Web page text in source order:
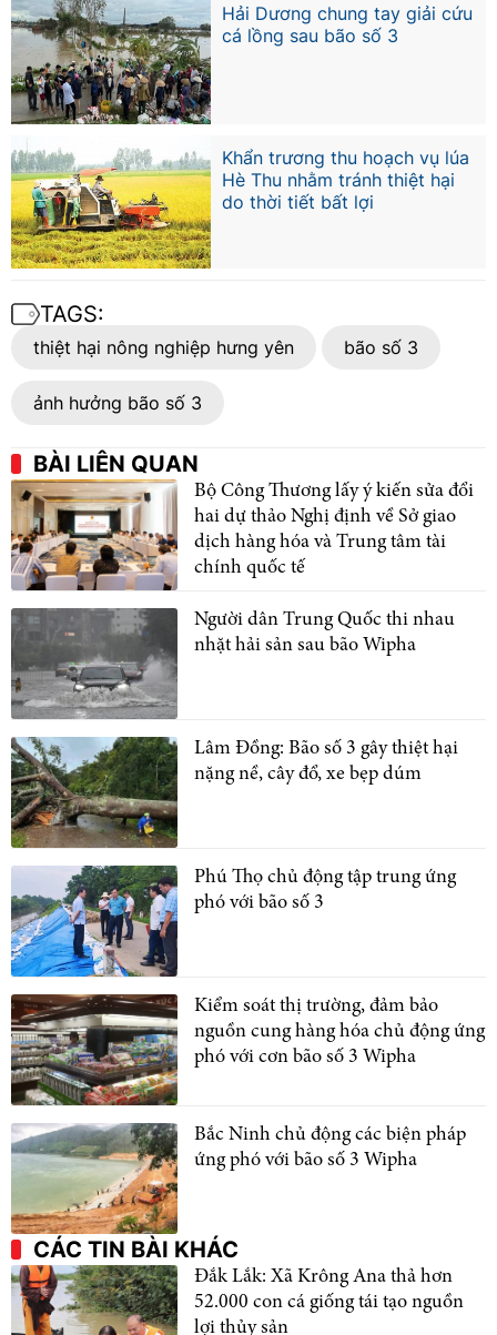
Hải Dương chung tay giải cứu
cá lồng sau bão số 3
Khẩn trương thu hoạch vụ lúa
Hè Thu nhằm tránh thiệt hại
do thời tiết bất lợi
TAGS:
thiệt hại nông nghiệp hưng yên bão số 3
ảnh hưởng bão số 3
BÀI LIÊN QUAN
Bộ Công Thương lấy ý kiến sửa đổi
hai dự thảo Nghị định về Sở giao
dịch hàng hóa và Trung tâm tài
chính quốc tế
Người dân Trung Quốc thi nhau
nhặt hải sản sau bão Wipha
Lâm Đồng: Bão số 3 gây thiệt hại
nặng nề, cây đổ, xe bẹp dúm
Phú Thọ chủ động tập trung ứng
phó với bão số 3
Kiểm soát thị trường, đảm bảo
nguồn cung hàng hóa chủ động ứng
phó với cơn bão số 3 Wipha
Bắc Ninh chủ động các biện pháp
ứng phó với bão số 3 Wipha
CÁC TIN BÀI KHÁC
Đắk Lắk: Xã Krông Ana thả hơn
52.000 con cá giống tái tạo nguồn
lợi thủy sản